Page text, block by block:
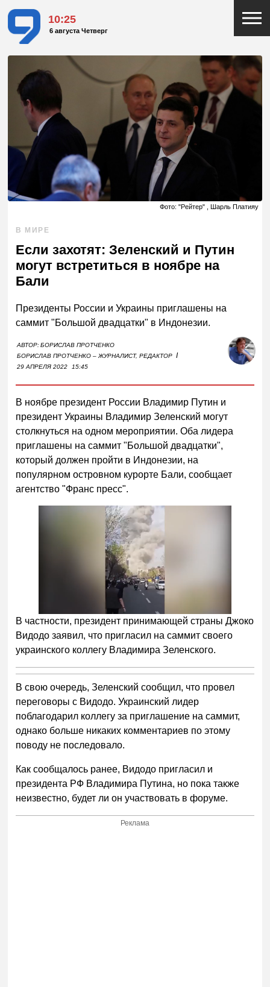
10:25
6 августа Четверг
Фото: "Рейтер" , Шарль Платияу
В МИРЕ
Если захотят: Зеленский и Путин
могут встретиться в ноябре на
Бали
Президенты России и Украины приглашены на
саммит "Большой двадцатки" в Индонезии.
АВТОР:БОРИСЛАВ ПРОТЧЕНКО
БОРИСЛАВ ПРОТЧЕНКО – ЖУРНАЛИСТ, РЕДАКТОР I
29 АПРЕЛЯ 2022 15:45
В ноябре президент России Владимир Путин и
президент Украины Владимир Зеленский могут
столкнуться на одном мероприятии. Оба лидера
приглашены на саммит "Большой двадцатки",
который должен пройти в Индонезии, на
популярном островном курорте Бали, сообщает
агентство "Франс пресс".
В частности, президент принимающей страны Джоко
Видодо заявил, что пригласил на саммит своего
украинского коллегу Владимира Зеленского.
В свою очередь, Зеленский сообщил, что провел
переговоры с Видодо. Украинский лидер
поблагодарил коллегу за приглашение на саммит,
однако больше никаких комментариев по этому
поводу не последовало.
Как сообщалось ранее, Видодо пригласил и
президента РФ Владимира Путина, но пока также
неизвестно, будет ли он участвовать в форуме.
Реклама